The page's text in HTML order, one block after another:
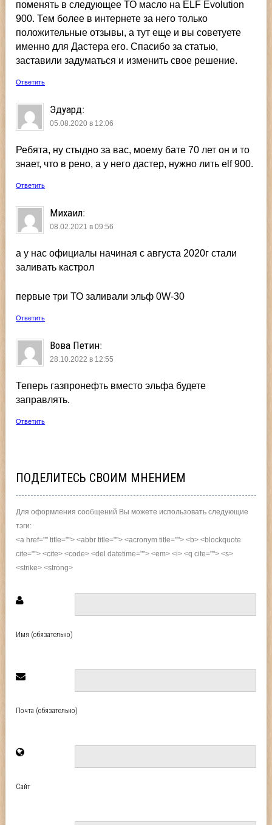
поменять в следующее ТО масло на ELF Evolution
900. Тем более в интернете за него только
положительные отзывы, а тут еще и вы советуете
именно для Дастера его. Спасибо за статью,
заставили задуматься и изменить свое решение.
Ответить
Эдуард:
05.08.2020 в 12:06
Ребята, ну стыдно за вас, моему бате 70 лет он и то
знает, что в рено, а у него дастер, нужно лить elf 900.
Ответить
Михаил:
08.02.2021 в 09:56
а у нас официалы начиная с августа 2020г стали
заливать кастрол
первые три ТО заливали эльф 0W-30
Ответить
Вова Петин:
28.10.2022 в 12:55
Теперь газпронефть вместо эльфа будете
заправлять.
Ответить
ПОДЕЛИТЕСЬ СВОИМ МНЕНИЕМ
Для оформления сообщений Вы можете использовать следующие
тэги:
<a href="" title=""> <abbr title=""> <acronym title=""> <b> <blockquote
cite=""> <cite> <code> <del datetime=""> <em> <i> <q cite=""> <s>
<strike> <strong>
Имя (обязательно)
Почта (обязательно)
Сайт